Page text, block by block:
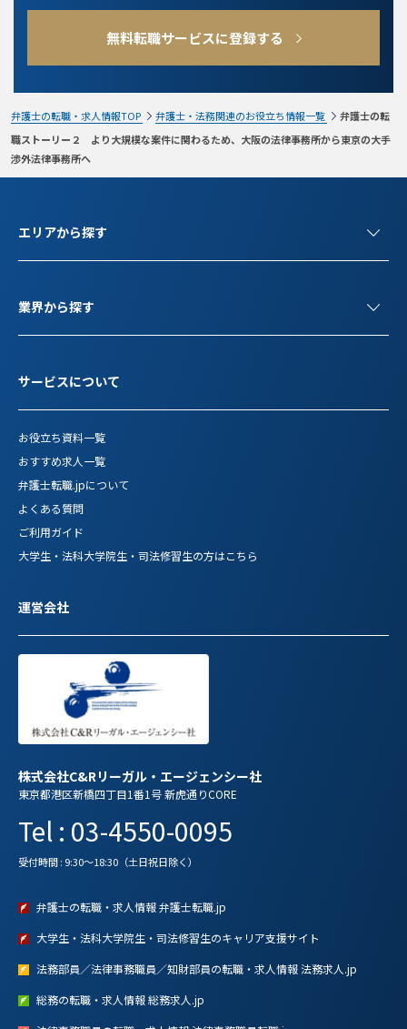
無料転職サービスに登録する
弁護士の転職・求人情報TOP 弁護士・法務関連のお役立ち情報一覧
弁護士の転
職ストーリー２ より大規模な案件に関わるため、大阪の法律事務所から東京の大手
渉外法律事務所へ
エリアから探す
業界から探す
サービスについて
お役立ち資料一覧
おすすめ求人一覧
弁護士転職.jpについて
よくある質問
ご利用ガイド
大学生・法科大学院生・司法修習生の方はこちら
運営会社
株式会社C&Rリーガル・エージェンシー社
東京都港区新橋四丁目1番1号 新虎通りCORE
Tel : 03-4550-0095
受付時間 : 9:30～18:30（土日祝日除く）
弁護士の転職・求人情報 弁護士転職.jp
大学生・法科大学院生・司法修習生のキャリア支援サイト
法務部員／法律事務職員／知財部員の転職・求人情報 法務求人.jp
総務の転職・求人情報 総務求人.jp